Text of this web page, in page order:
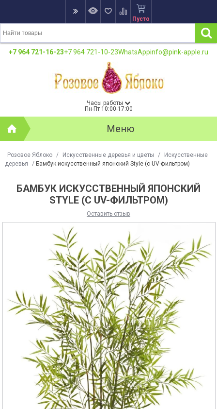
Пусто
+7 964 721-16-23+7 964 721-10-23WhatsAppinfo@pink-apple.ru
Часы работы
Пн-Пт 10:00-17:00
Меню
Розовое Яблоко / Искусственные деревья и цветы /
Искусственные
деревья
/ Бамбук искусственный японский Style (с UV-фильтром)
БАМБУК ИСКУССТВЕННЫЙ ЯПОНСКИЙ
STYLE (С UV-ФИЛЬТРОМ)
Оставить отзыв